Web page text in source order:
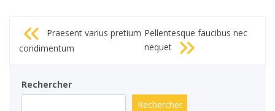
Navigation
de
l’article
Praesent varius pretium
condimentum
Pellentesque faucibus nec
nequet
Rechercher
Rechercher